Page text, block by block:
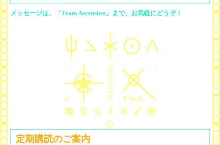
メッセージは、「Team Ascension」まで、お気軽にどうぞ！
定期購読のご案内